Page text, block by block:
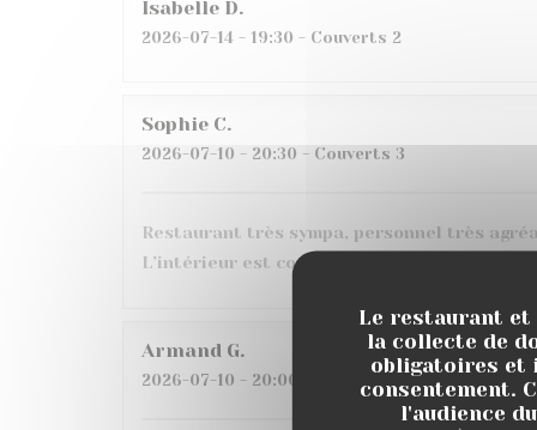
Le restaurant
la collecte de
obligatoires et
consentement.
l'audience
Isabelle D
2026-07-14 - 19:30 - Couverts 2
Sophie C
2026-07-10 - 20:30 - Couverts 3
Restaurant très sympa, personnel très
L’intérieur est confortable avec le choix
Armand G
2026-07-10 - 20:00 - Couverts 6